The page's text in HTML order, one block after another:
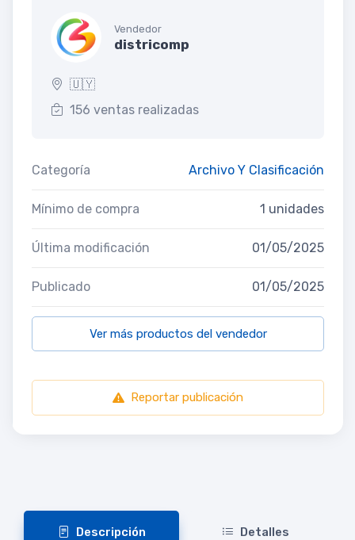
Vendedor
districomp
🇺🇾
156 ventas realizadas
Categoría Archivo Y Clasificación
Mínimo de compra 1 unidades
Última modificación 01/05/2025
Publicado 01/05/2025
Ver más productos del vendedor
Reportar publicación
Descripción Detalles